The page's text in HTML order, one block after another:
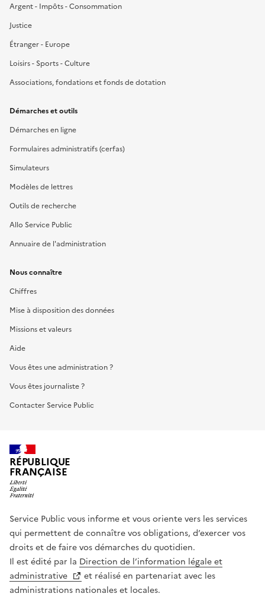
Argent - Impôts - Consommation
Justice
Étranger - Europe
Loisirs - Sports - Culture
Associations, fondations et fonds de dotation
Démarches et outils
Démarches en ligne
Formulaires administratifs (cerfas)
Simulateurs
Modèles de lettres
Outils de recherche
Allo Service Public
Annuaire de l'administration
Nous connaître
Chiffres
Mise à disposition des données
Missions et valeurs
Aide
Vous êtes une administration ?
Vous êtes journaliste ?
Contacter Service Public
RÉPUBLIQUE
FRANÇAISE
Service Public vous informe et vous oriente vers les services
qui permettent de connaître vos obligations, d’exercer vos
droits et de faire vos démarches du quotidien.
Il est édité par la Direction de l’information légale et
administrative
et réalisé en partenariat avec les
administrations nationales et locales.